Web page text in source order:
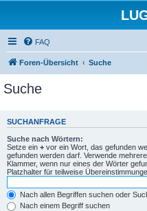
FAQ
Foren-Übersicht Suche
Suche
SUCHANFRAGE
Suche nach Wörtern:
Setze ein + vor ein Wort, das gefunden
gefunden werden darf. Verwende
Klammer, wenn nur eines der Wörter
Platzhalter für teilweise
Nach allen Begriffen suchen oder
Nach einem Begriff suchen